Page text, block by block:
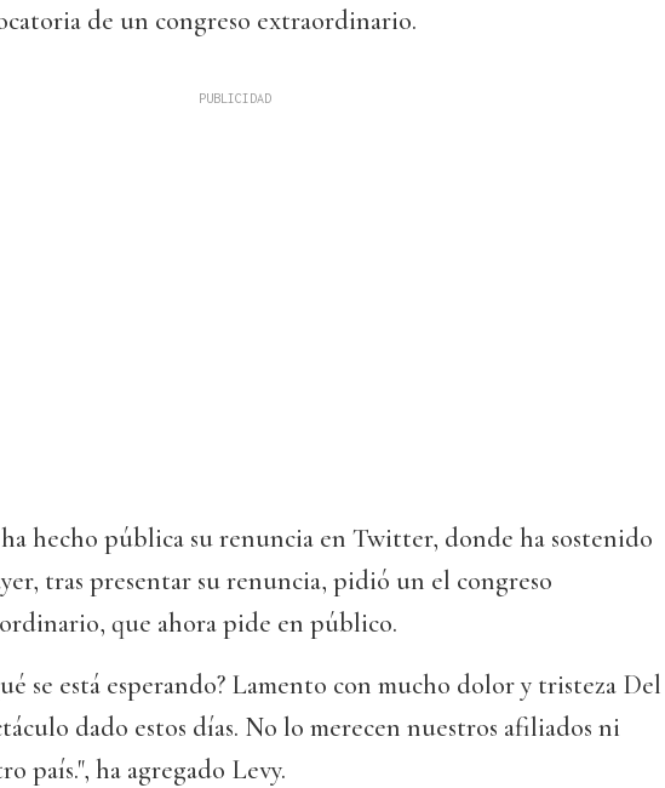
de un congreso extraordinario.
hecho pública su renuncia en Twitter, donde ha sostenido
tras presentar su renuncia, pidió un el congreso
que ahora pide en público.
se está esperando? Lamento con mucho dolor y tristeza Del
dado estos días. No lo merecen nuestros afiliados ni
país.", ha agregado Levy.